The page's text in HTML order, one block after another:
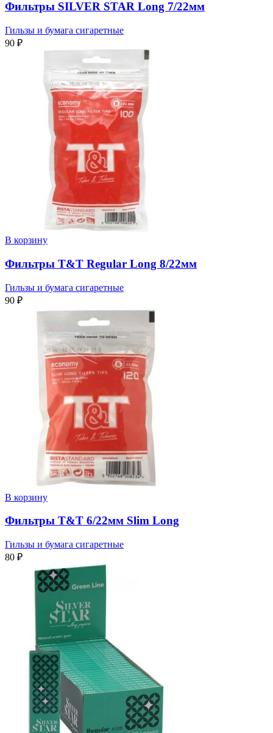
Фильтры SILVER STAR Long 7/22мм
Гильзы и бумага сигаретные
90 ₽
В корзину
Фильтры T&T Regular Long 8/22мм
Гильзы и бумага сигаретные
90 ₽
В корзину
Фильтры T&T 6/22мм Slim Long
Гильзы и бумага сигаретные
80 ₽